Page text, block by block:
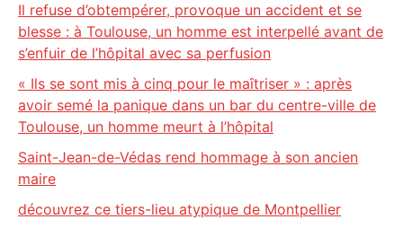
Il refuse d’obtempérer, provoque un accident et se
blesse : à Toulouse, un homme est interpellé avant de
s’enfuir de l’hôpital avec sa perfusion
« Ils se sont mis à cinq pour le maîtriser » : après
avoir semé la panique dans un bar du centre-ville de
Toulouse, un homme meurt à l’hôpital
Saint-Jean-de-Védas rend hommage à son ancien
maire
découvrez ce tiers-lieu atypique de Montpellier